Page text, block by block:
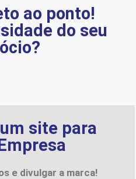
ao ponto!
do seu
site para
e divulgar a marca!